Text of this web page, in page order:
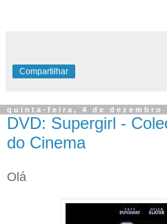
Compartilhar
quinta-feira, 4 de dezembro
DVD: Supergirl -
do Cinema
Olá